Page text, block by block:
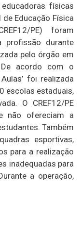
físicas
Educação Física
PE) foram
profissão durante
pelo órgão em
acordo com o
foi realizada
escolas estaduais,
O CREF12/PE
não ofereciam a
Também
esportivas,
para a realização
inadequadas para
a operação,